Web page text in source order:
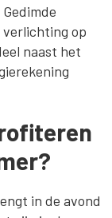
op
naast het
in de avond